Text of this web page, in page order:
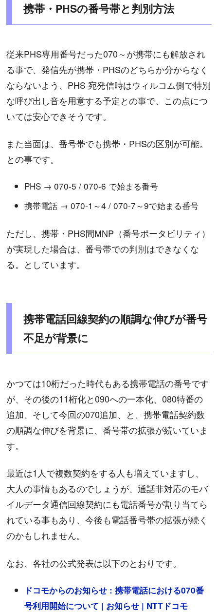
携帯・PHSの番号帯と判別方法
従来PHS専用番号だった070～が携帯にも解放され
る事で、発信先が携帯・PHSのどちらか分からなく
ならないよう、PHS 宛発信時はウィルコム側で特別
な呼び出し音を用意する予定との事で、この点につ
いては安心できそうです。
また当面は、番号帯でも携帯・PHSの区別が可能。
との事です。
PHS → 070-5 / 070-6 で始まる番号
携帯電話 → 070-1～4 / 070-7～9で始まる番号
ただし、携帯・PHS間MNP（番号ポータビリティ）
が実現した場合は、番号帯での判別はできなくな
る。としています。
携帯電話回線契約の順調な伸びが番号
不足が背景に
かつては10桁だった時代もある携帯電話の番号です
が、その後の11桁化と090への一本化、080特番の
追加、そして今回の070追加、と、携帯電話契約数
の順調な伸びを背景に、番号帯の拡張が続いていま
す。
最近は1人で複数契約をする人も増えていますし、
大人の事情もあるのでしょうが、通話非対応のモバ
イルデータ通信回線契約にも電話番号が割り当てら
れている事もあり、今後も電話番号帯の拡張が続く
のかもしれません。
なお、各社の公式発表は以下のとおりです。
ドコモからのお知らせ : 携帯電話における070番
号利用開始について | お知らせ | NTTドコモ